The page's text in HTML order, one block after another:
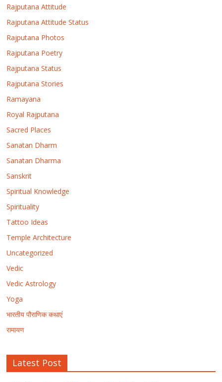
Rajputana Attitude
Rajputana Attitude Status
Rajputana Photos
Rajputana Poetry
Rajputana Status
Rajputana Stories
Ramayana
Royal Rajputana
Sacred Places
Sanatan Dharm
Sanatan Dharma
Sanskrit
Spiritual Knowledge
Spirituality
Tattoo Ideas
Temple Architecture
Uncategorized
Vedic
Vedic Astrology
Yoga
भारतीय पौराणिक कथाएं
रामायण
Latest Post